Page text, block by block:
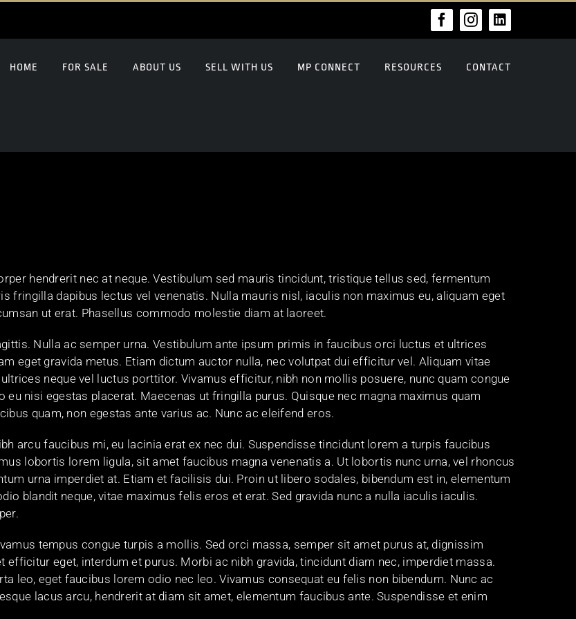
FacebookInstagramLinkedIn
HOME FOR SALE ABOUT US SELL WITH US MP CONNECT RESOURCES CONTACT
hendrerit nec at neque. Vestibulum sed mauris tincidunt, tristique tellus sed, fermentum
fringilla dapibus lectus vel venenatis. Nulla mauris nisl, iaculis non maximus eu, aliquam eget
ut erat. Phasellus commodo molestie diam at laoreet.
Nulla ac semper urna. Vestibulum ante ipsum primis in faucibus orci luctus et ultrices
eget gravida metus. Etiam dictum auctor nulla, nec volutpat dui efficitur vel. Aliquam vitae
neque vel luctus porttitor. Vivamus efficitur, nibh non mollis posuere, nunc quam congue
nisi egestas placerat. Maecenas ut fringilla purus. Quisque nec magna maximus quam
quam, non egestas ante varius ac. Nunc ac eleifend eros.
arcu faucibus mi, eu lacinia erat ex nec dui. Suspendisse tincidunt lorem a turpis faucibus
lobortis lorem ligula, sit amet faucibus magna venenatis a. Ut lobortis nunc urna, vel rhoncus
urna imperdiet at. Etiam et facilisis dui. Proin ut libero sodales, bibendum est in, elementum
blandit neque, vitae maximus felis eros et erat. Sed gravida nunc a nulla iaculis iaculis.
tempus congue turpis a mollis. Sed orci massa, semper sit amet purus at, dignissim
eget, interdum et purus. Morbi ac nibh gravida, tincidunt diam nec, imperdiet massa.
leo, eget faucibus lorem odio nec leo. Vivamus consequat eu felis non bibendum. Nunc ac
lacus arcu, hendrerit at diam sit amet, elementum faucibus ante. Suspendisse et enim